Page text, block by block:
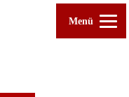
Menü